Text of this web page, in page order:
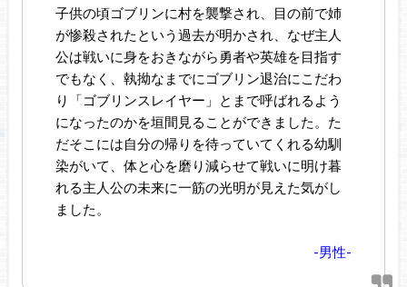
子供の頃ゴブリンに村を襲撃され、目の前で姉
が惨殺されたという過去が明かされ、なぜ主人
公は戦いに身をおきながら勇者や英雄を目指す
でもなく、執拗なまでにゴブリン退治にこだわ
り「ゴブリンスレイヤー」とまで呼ばれるよう
になったのかを垣間見ることができました。た
だそこには自分の帰りを待っていてくれる幼馴
染がいて、体と心を磨り減らせて戦いに明け暮
れる主人公の未来に一筋の光明が見えた気がし
ました。
-男性-